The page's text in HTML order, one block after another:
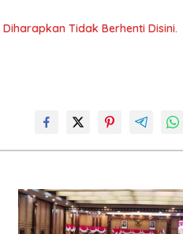
Tidak Berhenti Disini.